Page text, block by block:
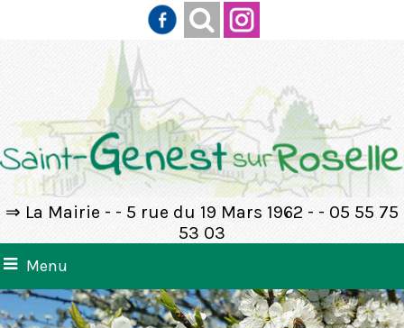
⇒ La Mairie - - 5 rue du 19 Mars 1962 - - 05 55 75
53 03
Menu